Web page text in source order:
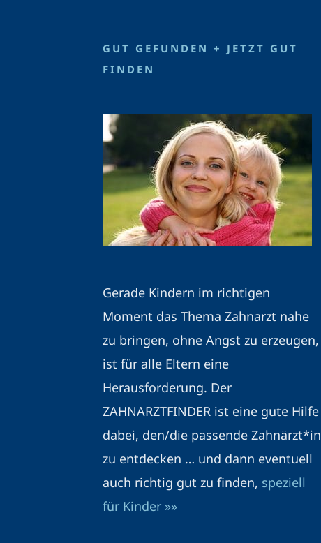
GUT GEFUNDEN + JETZT GUT
FINDEN
Gerade Kindern im richtigen
Moment das Thema Zahnarzt nahe
zu bringen, ohne Angst zu erzeugen,
ist für alle Eltern eine
Herausforderung. Der
ZAHNARZTFINDER ist eine gute Hilfe
dabei, den/die passende Zahnärzt*in
zu entdecken … und dann eventuell
auch richtig gut zu finden, speziell
für Kinder »»